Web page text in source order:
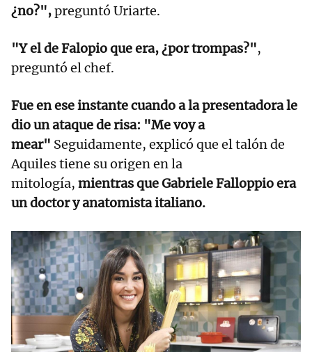
¿no?",preguntó Uriarte.
"Y el de Falopio que era, ¿por trompas?",
preguntó el chef.
Fue en ese instante cuando a la presentadora le
dio un ataque de risa: "Me voy a
mear" Seguidamente, explicó que el talón de
Aquiles tiene su origen en la
mitología, mientras que Gabriele Falloppio era
un doctor y anatomista italiano.